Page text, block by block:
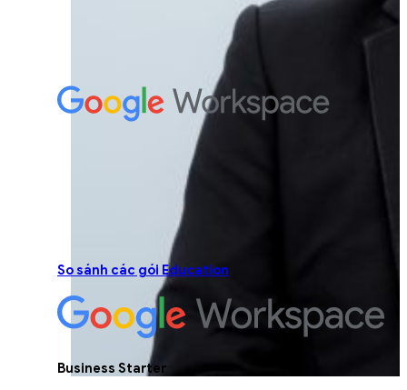
So sánh các gói Education
Business Starter